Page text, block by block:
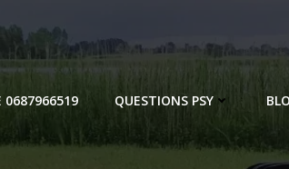
0687966519 QUESTIONS PSY